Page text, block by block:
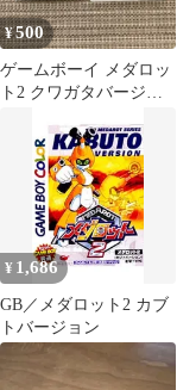
¥500
ゲームボーイ メダロッ
ト2 クワガタバージョ
¥ 1,686
GB／メダロット2 カブ
トバージョン